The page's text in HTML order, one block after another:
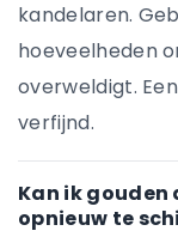
kandelaren.
hoeveelheden
overweldigt.
verfijnd.
Kan ik
opnieuw te